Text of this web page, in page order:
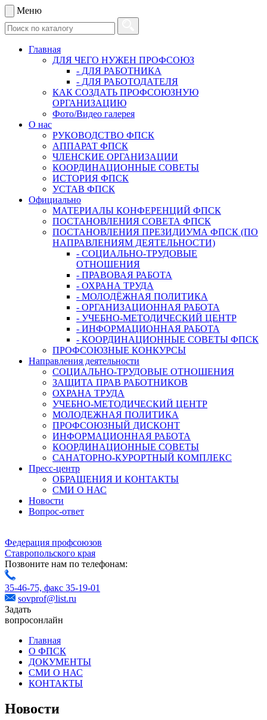
Меню
Главная
ДЛЯ ЧЕГО НУЖЕН ПРОФСОЮЗ
- ДЛЯ РАБОТНИКА
- ДЛЯ РАБОТОДАТЕЛЯ
КАК СОЗДАТЬ ПРОФСОЮЗНУЮ
ОРГАНИЗАЦИЮ
Фото/Видео галерея
О нас
РУКОВОДСТВО ФПСК
АППАРАТ ФПСК
ЧЛЕНСКИЕ ОРГАНИЗАЦИИ
КООРДИНАЦИОННЫЕ СОВЕТЫ
ИСТОРИЯ ФПСК
УСТАВ ФПСК
Официально
МАТЕРИАЛЫ КОНФЕРЕНЦИЙ ФПСК
ПОСТАНОВЛЕНИЯ СОВЕТА ФПСК
ПОСТАНОВЛЕНИЯ ПРЕЗИДИУМА ФПСК (ПО
НАПРАВЛЕНИЯМ ДЕЯТЕЛЬНОСТИ)
- СОЦИАЛЬНО-ТРУДОВЫЕ
ОТНОШЕНИЯ
- ПРАВОВАЯ РАБОТА
- ОХРАНА ТРУДА
- МОЛОДЁЖНАЯ ПОЛИТИКА
- ОРГАНИЗАЦИОННАЯ РАБОТА
- УЧЕБНО-МЕТОДИЧЕСКИЙ ЦЕНТР
- ИНФОРМАЦИОННАЯ РАБОТА
- КООРДИНАЦИОННЫЕ СОВЕТЫ ФПСК
ПРОФСОЮЗНЫЕ КОНКУРСЫ
Направления деятельности
СОЦИАЛЬНО-ТРУДОВЫЕ ОТНОШЕНИЯ
ЗАЩИТА ПРАВ РАБОТНИКОВ
ОХРАНА ТРУДА
УЧЕБНО-МЕТОДИЧЕСКИЙ ЦЕНТР
МОЛОДЕЖНАЯ ПОЛИТИКА
ПРОФСОЮЗНЫЙ ДИСКОНТ
ИНФОРМАЦИОННАЯ РАБОТА
КООРДИНАЦИОННЫЕ СОВЕТЫ
САНАТОРНО-КУРОРТНЫЙ КОМПЛЕКС
Пресс-центр
ОБРАЩЕНИЯ И КОНТАКТЫ
СМИ О НАС
Новости
Вопрос-ответ
Федерация профсоюзов
Ставропольского края
Позвоните нам по телефонам:
35-46-75, факс 35-19-01
sovprof@list.ru
Задать
вопросонлайн
Главная
О ФПСК
ДОКУМЕНТЫ
СМИ О НАС
КОНТАКТЫ
Новости